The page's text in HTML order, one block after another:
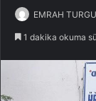
EMRAH
1 dakika okuma